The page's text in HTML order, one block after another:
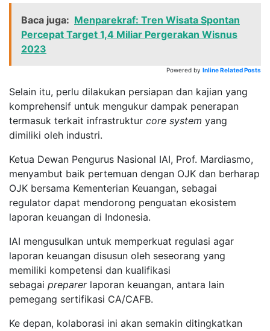
Baca juga: Menparekraf: Tren Wisata Spontan
Percepat Target 1,4 Miliar Pergerakan Wisnus
2023
Powered by Inline Related Posts
Selain itu, perlu dilakukan persiapan dan kajian yang
komprehensif untuk mengukur dampak penerapan
termasuk terkait infrastruktur core system yang
dimiliki oleh industri.
Ketua Dewan Pengurus Nasional IAI, Prof. Mardiasmo,
menyambut baik pertemuan dengan OJK dan berharap
OJK bersama Kementerian Keuangan, sebagai
regulator dapat mendorong penguatan ekosistem
laporan keuangan di Indonesia.
IAI mengusulkan untuk memperkuat regulasi agar
laporan keuangan disusun oleh seseorang yang
memiliki kompetensi dan kualifikasi
sebagai preparerlaporan keuangan, antara lain
pemegang sertifikasi CA/CAFB.
Ke depan, kolaborasi ini akan semakin ditingkatkan